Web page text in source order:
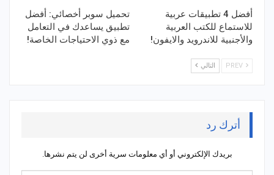
أفضل 4 تطبيقات عربية
للاستماع للكتب العربية
والأجنبية للاندرويد والايفون!
تحميل سوبر أخصائي: أفضل
تطبيق يساعدك في التعامل
مع ذوي الاحتياجات الخاصة!
التالي
أترك رد
بريدك الإلكتروني أو أي معلومات سرية أخرى لن يتم نشرها.